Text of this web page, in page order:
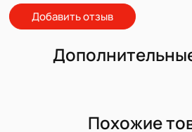
Добавить отзыв
Похожие